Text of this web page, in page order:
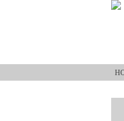
Passar para o conteúdo principal